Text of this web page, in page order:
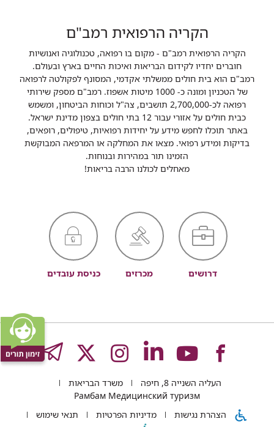
הקריה הרפואית רמב"ם
הקריה הרפואית רמב"ם - מקום בו רפואה, טכנולוגיה ואנושיות
חוברים יחדיו לקידום הבריאות ואיכות החיים בארץ ובעולם.
רמב"ם הוא בית חולים ממשלתי אקדמי, המסונף לפקולטה לרפואה
של הטכניון ומונה כ- 1000 מיטות אשפוז. רמב"ם מספק שירותי
רפואה לכ-2,700,000 תושבים, צה"ל וכוחות הביטחון, ומשמש
כבית חולים על אזורי עבור 12 בתי חולים בצפון מדינת ישראל.
באתר תוכלו לחפש מידע על יחידות רפואיות, טיפולים, רופאים,
בדיקות ומידע רפואי. מצאו את המחלקה או המרפאה המבוקשת
הזמינו תור במהירות ובנוחות.
מאחלים לכולנו הרבה בריאות!
דרושים מכרזים כניסת עובדים
לעמוד
של
לעמוד
של
לעמוד
של
לעמוד
של
לעמוד
של
העליה השנייה 8, חיפה
משרד הבריאות
Рамбам Медицинский туризм
הצהרת נגישות
מדיניות הפרטיות תנאי שימוש